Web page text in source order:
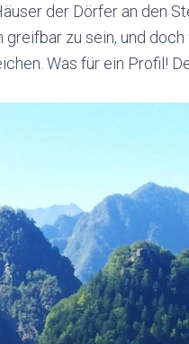
der Dörfer an den
zu sein, und
Was für ein Profil!